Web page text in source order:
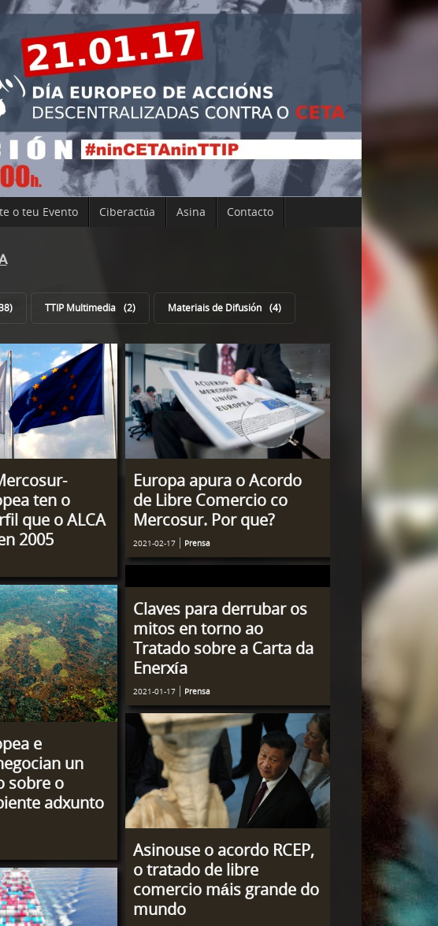
o teu Evento Ciberactúa Asina Contacto
TTIP Multimedia 2 Materiais de Difusión 4
ten o
que o ALCA
2005
Europa apura o Acordo
de Libre Comercio co
Mercosur. Por que?
2021-02-17 Prensa
Claves para derrubar os
mitos en torno ao
Tratado sobre a Carta da
Enerxía
2021-01-17 Prensa
e
un
sobre o
adxunto
Asinouse o acordo RCEP,
o tratado de libre
comercio máis grande do
mundo